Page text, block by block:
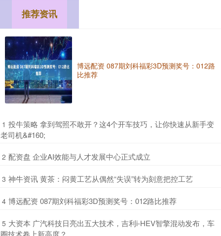
推荐资讯
博远配资 087期刘科福彩3D预测奖号：012路
比推荐
1 ​投牛策略 拿到驾照不敢开？这4个开车技巧，让你快速从新手变
老司机&#160;
2 ​配资盘 企业AI效能与人才发展中心正式成立
3 ​神牛资讯 黄茶：闷黄工艺从偶然“失误”转为刻意把控工艺
4 ​博远配资 087期刘科福彩3D预测奖号：012路比推荐
5 ​大资本 广汽科技日亮出五大技术，吉利i-HEV智擎混动发布，车